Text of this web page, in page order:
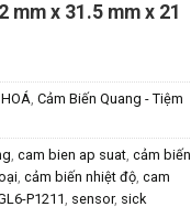
mm x 31.5 mm x 21
Cảm Biến Quang - Tiệm
cam bien ap suat cảm biến
cảm biến nhiệt độ cam
P1211 sensor, sick